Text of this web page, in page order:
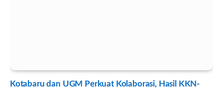
Kotabaru dan UGM Perkuat Kolaborasi, Hasil KKN-